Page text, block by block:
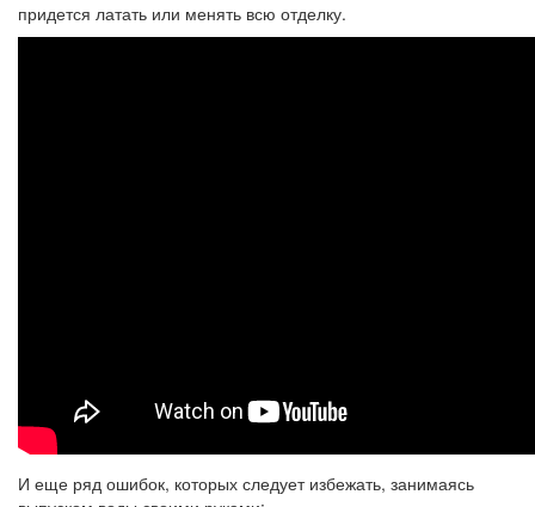
придется латать или менять всю отделку.
И еще ряд ошибок, которых следует избежать, занимаясь